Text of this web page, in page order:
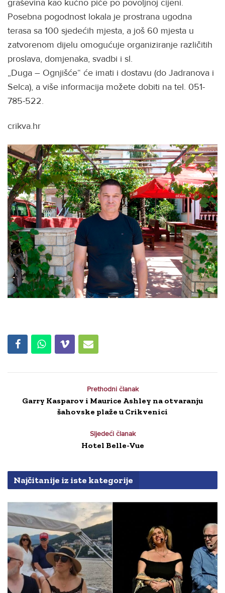
graševina kao kućno piće po povoljnoj cijeni.
Posebna pogodnost lokala je prostrana ugodna
terasa sa 100 sjedećih mjesta, a još 60 mjesta u
zatvorenom dijelu omogućuje organiziranje različitih
proslava, domjenaka, svadbi i sl.
„Duga – Ognjišće“ će imati i dostavu (do Jadranova i
Selca), a više informacija možete dobiti na tel. 051-
785-522.
crikva.hr
Prethodni članak
Garry Kasparov i Maurice Ashley na otvaranju
šahovske plaže u Crikvenici
Sljedeći članak
Hotel Belle-Vue
Najčitanije iz iste kategorije